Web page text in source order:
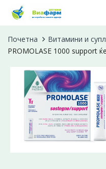
Почетна Витамини и
PROMOLASE 1000 support